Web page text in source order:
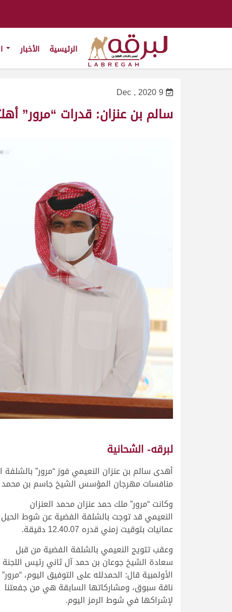
الرئيسية الأخبار
9 Dec , 2020
سالم بن عنزان: قدرات “مرور”
لبرقه- الشحانية
منافسات مهرجان المؤسس الشيخ جاسم بن محمد بن
وكانت “مرور” ملك حمد عنزان محمد العنزان
النعيمي قد توجت بالشلفة الفضية عن شوط الحيل
عمانيات بتوقيت زمني قدره 12.40.07 دقيقة.
وعقب تتويج النعيمي بالشلفة الفضية من قبل
سعادة الشيخ جوعان بن حمد آل ثاني رئيس اللجنة
الأولمبية قال: الحمدلله على التوفيق اليوم، “مرور”
ناقة سبوق، ومشاركاتها السابقة هي من جفعتنا
لإشراكها في شوط الرمز اليوم.